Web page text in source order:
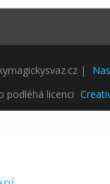
|
podléhá licenci